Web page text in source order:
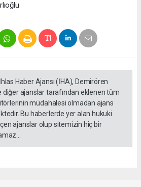
Haber Ajansı (İHA), Demirören
diğer ajanslar tarafından eklenen tüm
müdahalesi olmadan ajans
Bu haberlerde yer alan hukuki
ajanslar olup sitemizin hiç bir